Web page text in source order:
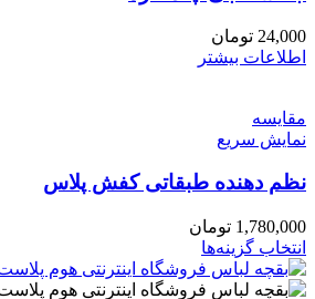
24,000 تومان
اطلاعات بیشتر
مقايسه
نمایش سریع
نظم دهنده طبقاتی کفش پلاس
1,780,000 تومان
انتخاب گزینه‌ها
محصول
دارای